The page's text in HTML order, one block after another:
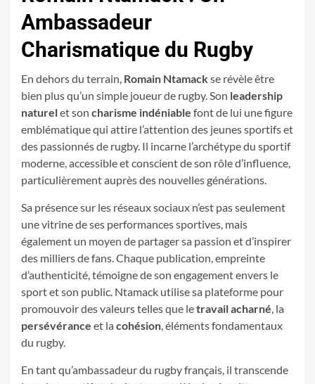
Ambassadeur
Charismatique du Rugby
En dehors du terrain, Romain Ntamackse révèle être
bien plus qu’un simple joueur de rugby. Son leadership
naturelet son charisme indéniable font de lui une figure
emblématique qui attire l’attention des jeunes sportifs et
des passionnés de rugby. Il incarne l’archétype du sportif
moderne, accessible et conscient de son rôle d’influence,
particulièrement auprès des nouvelles générations.
Sa présence sur les réseaux sociaux n’est pas seulement
une vitrine de ses performances sportives, mais
également un moyen de partager sa passion et d’inspirer
des milliers de fans. Chaque publication, empreinte
d’authenticité, témoigne de son engagement envers le
sport et son public. Ntamack utilise sa plateforme pour
promouvoir des valeurs telles que letravail acharné, la
persévérance et la cohésion, éléments fondamentaux
du rugby.
En tant qu’ambassadeur du rugby français, il transcende